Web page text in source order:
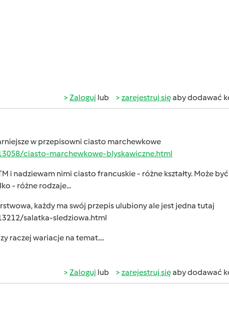
Zaloguj lub zarejestruj sięaby dodawać
w przepisowni ciasto marchewkowe
ciasto-marchewkowe-blyskawiczne.html
i nadziewam nimi ciasto francuskie - różne kształty. Może
- różne rodzaje...
każdy ma swój przepis ulubiony ale jest jedna tutaj
salatka-sledziowa.html
raczej wariacje na temat....
Zaloguj lub zarejestruj sięaby dodawać